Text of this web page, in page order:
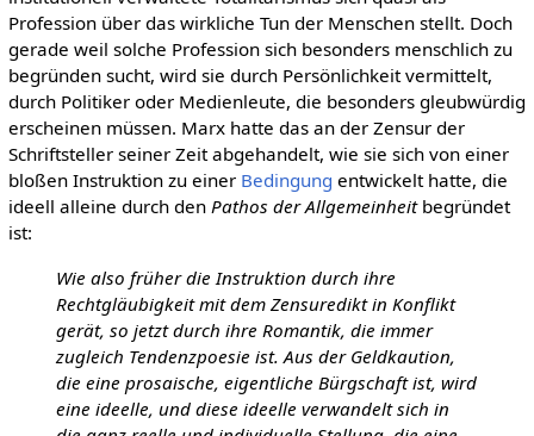
Profession über das wirkliche Tun der Menschen stellt. Doch
gerade weil solche Profession sich besonders menschlich zu
begründen sucht, wird sie durch Persönlichkeit vermittelt,
durch Politiker oder Medienleute, die besonders gleubwürdig
erscheinen müssen. Marx hatte das an der Zensur der
Schriftsteller seiner Zeit abgehandelt, wie sie sich von einer
bloßen Instruktion zu einer Bedingung entwickelt hatte, die
ideell alleine durch den Pathos der Allgemeinheitbegründet
ist:
Wie also früher die Instruktion durch ihre
Rechtgläubigkeit mit dem Zensuredikt in Konflikt
gerät, so jetzt durch ihre Romantik, die immer
zugleich Tendenzpoesie ist. Aus der Geldkaution,
die eine prosaische, eigentliche Bürgschaft ist, wird
eine ideelle, und diese ideelle verwandelt sich in